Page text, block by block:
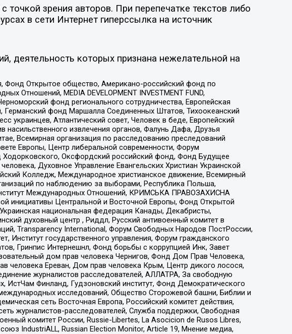
зрения авторов. При перепечатке текстов либо
в сети Интернет гиперссылка на источник
деятельность которых признана нежелательной на
Открытое общество, Американо-российский фонд по
Отношений, MEDIA DEVELOPMENT INVESTMENT FUND,
фонд регионального сотрудничества, Европейская
фонд Маршалла Соединенных Штатов, Тихоокеанский
Атлантический совет, Человек в беде, Европейский
извлечения органов, Фалунь Дафа, Друзья
Всемирная организация по расследованию преследований
Европы, Центр либеральной современности, Форум
Оксфордский российский фонд, Фонд Будущее
Духовное Управление Евангельских Христиан Украинской
Колледж, Международное христианское движение, Всемирный
по наблюдению за выборами, Республика Польша,
Международных Отношений, КРИМСЬКА ПРАВОЗАХИСНА
инициативы Центральной и Восточной Европы, Фонд Открытой
национальная федерация Канады, Декабристы,
духовный центр , Риддл, Русский антивоенный комитет в
Transparеncy International, Форум Свободных Народов ПостРоссии,
Институт государственного управления, Форум гражданского
Гринпис Интернешнл, Фонд борьбы с коррупцией Инк, Завет
дом прав человека Чернигов, Фонд Дом Прав Человека,
человека Ереван, Дом прав человека Крым, Центр дикого лосося,
журналистов расследователей, АЛЛАТРА, За свободную
ИстЧам Финланд, Гудзоновский институт, Фонд Демократического
исследований, Общество Сторожевой башни, Библии и
сеть Восточная Европа, Российский комитет действия,
журналистов-расследователей, Служба поддержки, Свободная
комитет России, Russie-Libertes, La Asocicion de Rusos Libres,
IndustriALL, Russian Election Monitor, Article 19, Мнение медиа,